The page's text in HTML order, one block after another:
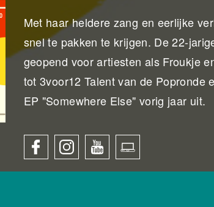
Met haar heldere zang en eerlijke
snel te pakken te krijgen. De 22-
geopend voor artiesten als Froukje
tot 3voor12 Talent van de Popronde
EP "Somewhere Else" vorig jaar uit.